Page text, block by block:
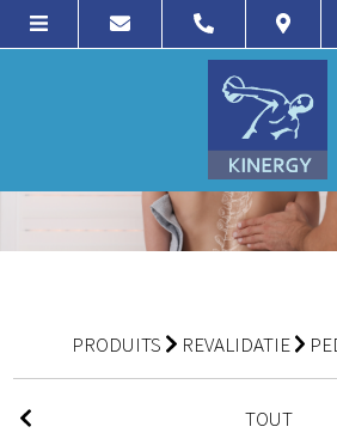
PRODUITS REVALIDATIE
TOUT